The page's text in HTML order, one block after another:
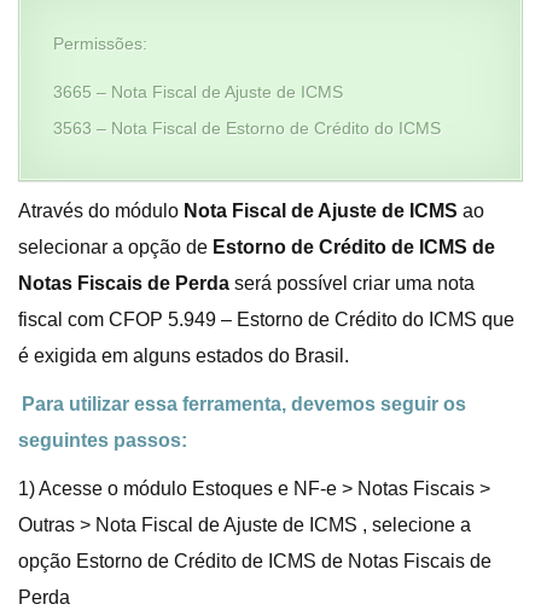
Permissões:
3665 – Nota Fiscal de Ajuste de ICMS
3563 – Nota Fiscal de Estorno de Crédito do ICMS
Através do módulo Nota Fiscal de Ajuste de ICMS ao
selecionar a opção de Estorno de Crédito de ICMS de
Notas Fiscais de Perda será possível criar uma nota
fiscal com CFOP 5.949 – Estorno de Crédito do ICMS que
é exigida em alguns estados do Brasil.
Para utilizar essa ferramenta, devemos seguir os
seguintes passos:
1) Acesse o módulo Estoques e NF-e > Notas Fiscais >
Outras > Nota Fiscal de Ajuste de ICMS , selecione a
opção Estorno de Crédito de ICMS de Notas Fiscais de
Perda